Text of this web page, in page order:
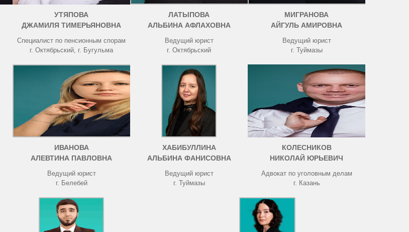
УТЯПОВА
ДЖАМИЛЯ ТИМЕРЬЯНОВНА
Специалист по пенсионным спорам
г. Октябрьский, г. Бугульма
ЛАТЫПОВА
АЛЬБИНА АФЛАХОВНА
Ведущий юрист
г. Октябрьский
МИГРАНОВА
АЙГУЛЬ АМИРОВНА
Ведущий юрист
г. Туймазы
ИВАНОВА
АЛЕВТИНА ПАВЛОВНА
Ведущий юрист
г. Белебей
ХАБИБУЛЛИНА
АЛЬБИНА ФАНИСОВНА
Ведущий юрист
г. Туймазы
КОЛЕСНИКОВ
НИКОЛАЙ ЮРЬЕВИЧ
Адвокат по уголовным делам
г. Казань